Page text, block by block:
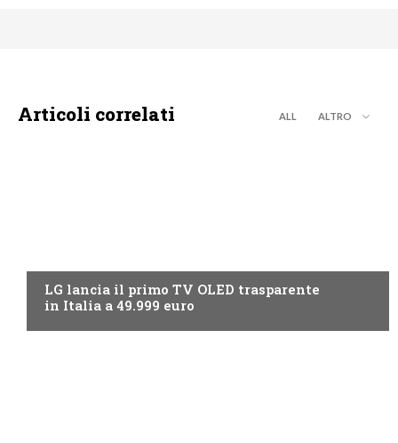
Articoli correlati ALL ALTRO
LG lancia il primo TV OLED trasparente
in Italia a 49.999 euro